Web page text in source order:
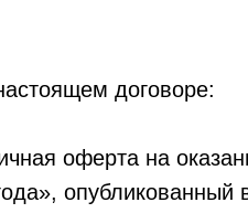
договоре:
оферта на
опубликованный